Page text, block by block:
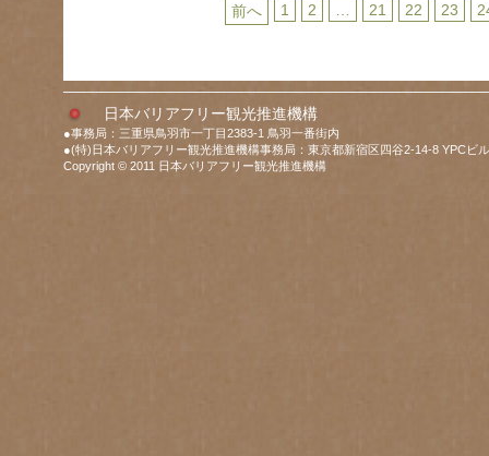
前へ 1 2 21 22 23
日本バリアフリー観光推進機構
●事務局：三重県鳥羽市一丁目2383-1 鳥羽一番街内
●(特)日本バリアフリー観光推進機構事務局：東京都新宿区四谷2-14-8 YPCビ
Copyright © 2011 日本バリアフリー観光推進機構